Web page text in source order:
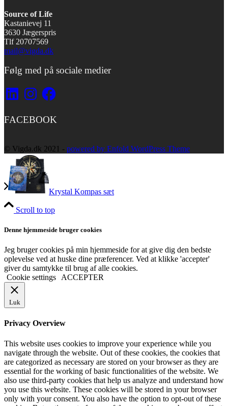
Source of Life
Kastanievej 11
3630 Jægerspris
Tlf 20707569
mail@vigda.dk
Følg med på sociale medier
LinkedInInstagramFacebook
FACEBOOK
© Vigda.dk 2021 - powered by Enfold WordPress Theme
Krystal Kompas sæt
Scroll to top
Denne hjemmeside bruger cookies
Jeg bruger cookies på min hjemmeside for at give dig den bedste
oplevelse ved at huske dine præferencer. Ved at klikke 'accepter'
giver du samtykke til brug af alle cookies.
Cookie settings
ACCEPTER
Luk
Privacy Overview
This website uses cookies to improve your experience while you
navigate through the website. Out of these cookies, the cookies that
are categorized as necessary are stored on your browser as they are
essential for the working of basic functionalities of the website. We
also use third-party cookies that help us analyze and understand how
you use this website. These cookies will be stored in your browser
only with your consent. You also have the option to opt-out of these